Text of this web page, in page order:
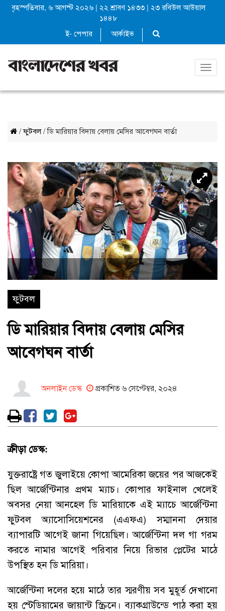
বৃহস্পতিবার, ৬ আগস্ট ২০২৬ | ২২ শ্রাবণ ১৪৩৩ | ২৩ রবিউল আউয়াল
১৪৪৮
ই- পেপার
আর্কাইভ
/ফুটবল/ ডি মারিয়ার বিদায় বেলায় মেসির আবেগঘন বার্তা
ফুটবল
ডি মারিয়ার বিদায় বেলায় মেসির
আবেগঘন বার্তা
অনলাইন ডেস্ক প্রকাশিত ৬ সেপ্টেম্বর, ২০২৪
ক্রীড়া ডেস্ক:
যুক্তরাষ্ট্রে গত জুলাইয়ে কোপা আমেরিকা জয়ের পর আজকেই
ছিল আর্জেন্টিনার প্রথম ম্যাচ। কোপার ফাইনাল খেলেই
অবসর নেয়া আনহেল ডি মারিয়াকে এই ম্যাচে আর্জেন্টিনা
ফুটবল অ্যাসোসিয়েশনের (এএফএ) সম্মাননা দেয়ার
ব্যাপারটি আগেই জানা গিয়েছিল। আর্জেন্টিনা দল গা গরম
করতে নামার আগেই পরিবার নিয়ে রিভার প্লেটের মাঠে
উপস্থিত হন ডি মারিয়া।
আর্জেন্টিনা দলের হয়ে মাঠে তার স্মরণীয় সব মুহূর্ত দেখানো
হয় স্টেডিয়ামের জায়ান্ট স্ক্রিনে। ব্যাকগ্রাউন্ডে পাঠ করা হয়